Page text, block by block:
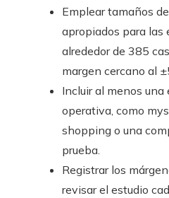
Emplear tamaños
apropiados para las
alrededor de 385
margen cercano al
Incluir al menos una
operativa, como
shopping o una
prueba.
Registrar los
revisar el estudio